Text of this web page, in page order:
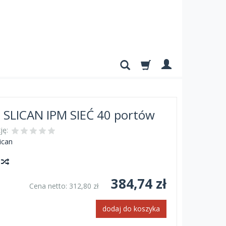
IPM SIEĆ 40 portów
Cena netto: 312,80 zł 384,74 zł
dodaj do koszyka